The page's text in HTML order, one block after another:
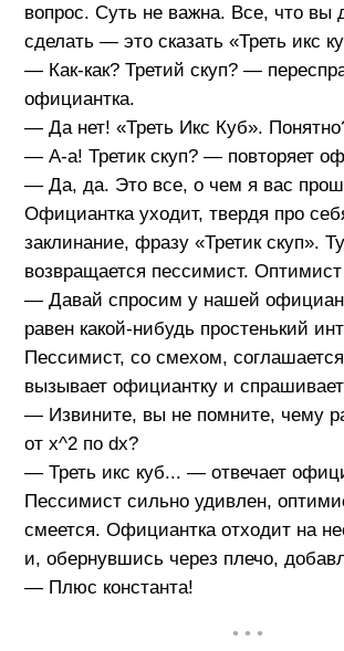
вопрос. Суть не важна. Все, что вы
сделать — это сказать «Треть икс
— Как-как? Третий скуп? —
официантка.
— Да нет! «Треть Икс Куб».
— А-а! Третик скуп? — повторяет
— Да, да. Это все, о чем я вас
Официантка уходит, твердя про
заклинание, фразу «Третик скуп».
возвращается пессимист. Оптимист
— Давай спросим у нашей
равен какой-нибудь простенький
Пессимист, со смехом,
вызывает официантку и
— Извините, вы не помните, чему
от x^2 по dx?
— Треть икс куб... — отвечает
Пессимист сильно удивлен,
смеется. Официантка отходит на
и, обернувшись через плечо,
— Плюс константа!
• • •